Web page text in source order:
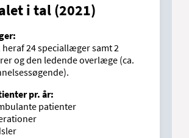
i tal (2021)
24 speciallæger samt 2
og den ledende overlæge (ca.
pr. år:
patienter